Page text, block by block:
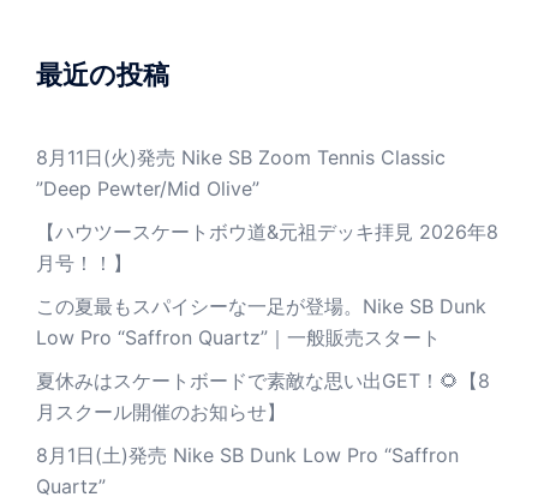
最近の投稿
8月11日(火)発売 Nike SB Zoom Tennis Classic
”Deep Pewter/Mid Olive”
【ハウツースケートボウ道&元祖デッキ拝見 2026年8
月号！！】
この夏最もスパイシーな一足が登場。Nike SB Dunk
Low Pro “Saffron Quartz”｜一般販売スタート
夏休みはスケートボードで素敵な思い出GET！🌻【8
月スクール開催のお知らせ】
8月1日(土)発売 Nike SB Dunk Low Pro “Saffron
Quartz”